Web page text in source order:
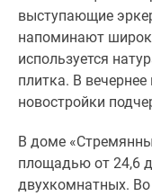
кухонных
гарнитуров
от
застройщика.
Лоты
реализованы.
выступающие
напоминают
используется
плитка. В
новостройки
В доме
площадью от 24,6
двухкомнатных.